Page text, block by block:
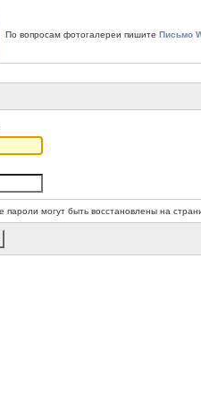
По вопросам фотогалереи пишите Письмо
пароли могут быть восстановлены на